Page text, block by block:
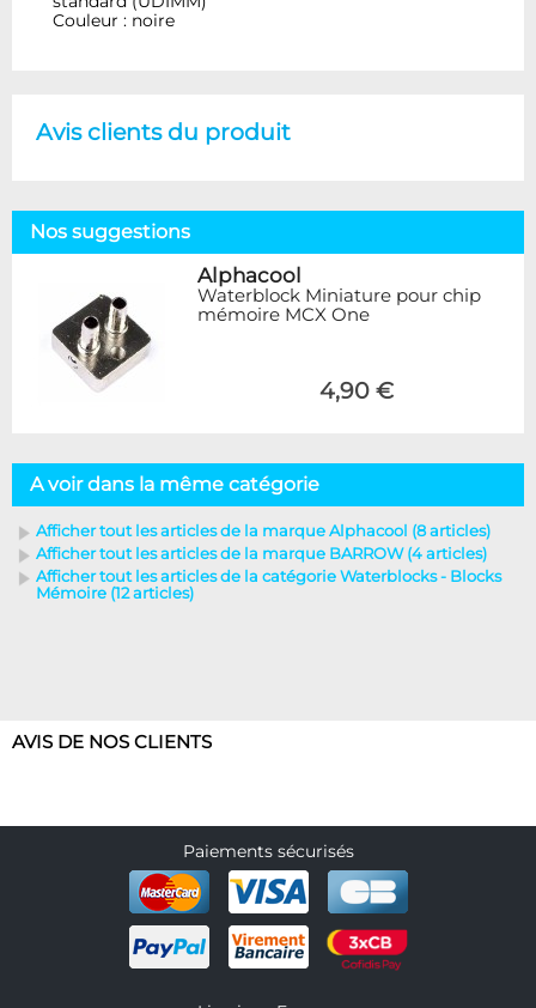
Couleur : noire
Avis clients du produit
Nos suggestions
Alphacool
Waterblock Miniature pour chip
mémoire MCX One
4,90 €
A voir dans la même catégorie
Afficher tout les articles de la marque Alphacool (8 articles)
Afficher tout les articles de la marque BARROW (4 articles)
Afficher tout les articles de la catégorie Waterblocks - Blocks
Mémoire (12 articles)
AVIS DE NOS CLIENTS
Paiements sécurisés